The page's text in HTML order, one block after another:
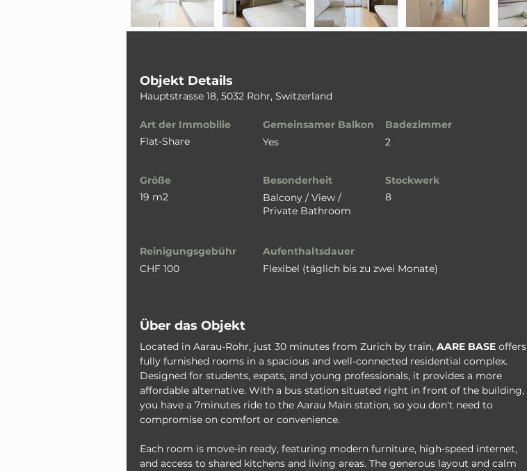
Objekt Details
Hauptstrasse 18, 5032 Rohr, Switzerland
Art der Immobilie
Flat-Share
Gemeinsamer Balkon
Yes
Badezimmer
2
Größe
19 m2
Besonderheit
Balcony / View /
Private Bathroom
Stockwerk
8
Reinigungsgebühr
CHF 100
Aufenthaltsdauer
Flexibel (täglich bis zu zwei Monate)
Über das Objekt
Located in Aarau-Rohr, just 30 minutes from Zurich by train, AARE BASE offers
fully furnished rooms in a spacious and well-connected residential complex.
Designed for students, expats, and young professionals, it provides a more
affordable alternative. With a bus station situated right in front of the building,
you have a 7minutes ride to the Aarau Main station, so you don't need to
compromise on comfort or convenience.
Each room is move-in ready, featuring modern furniture, high-speed internet,
and access to shared kitchens and living areas. The generous layout and calm